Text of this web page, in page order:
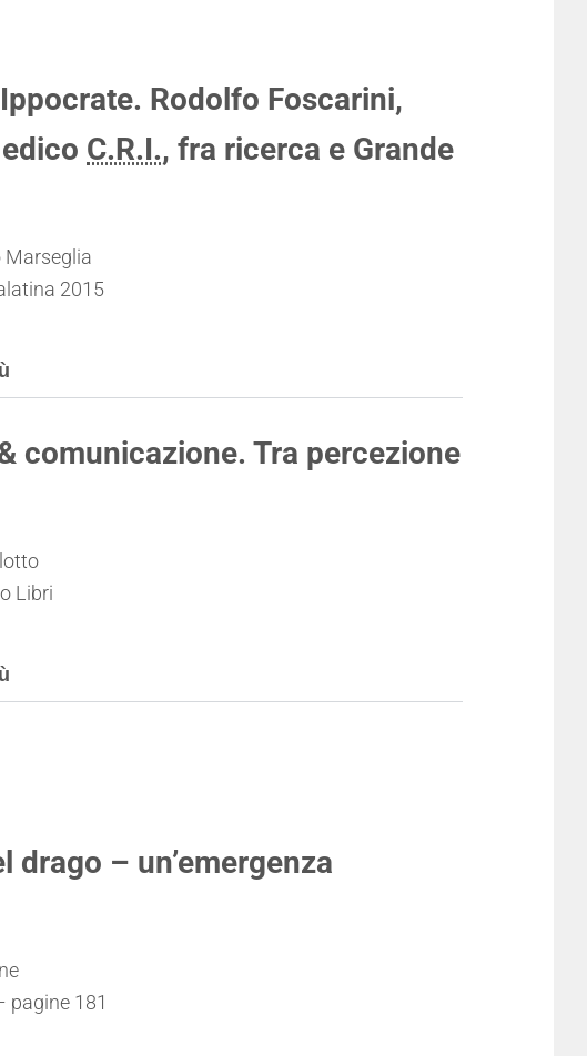
Rodolfo Foscarini,
C.R.I., fra ricerca e Grande
Marseglia
2015
comunicazione. Tra percezione
Libri
drago – un’emergenza
pagine 181